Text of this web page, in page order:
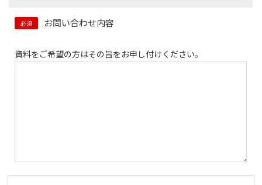
必須 お問い合わせ内容
資料をご希望の方はその旨をお申し付けください。